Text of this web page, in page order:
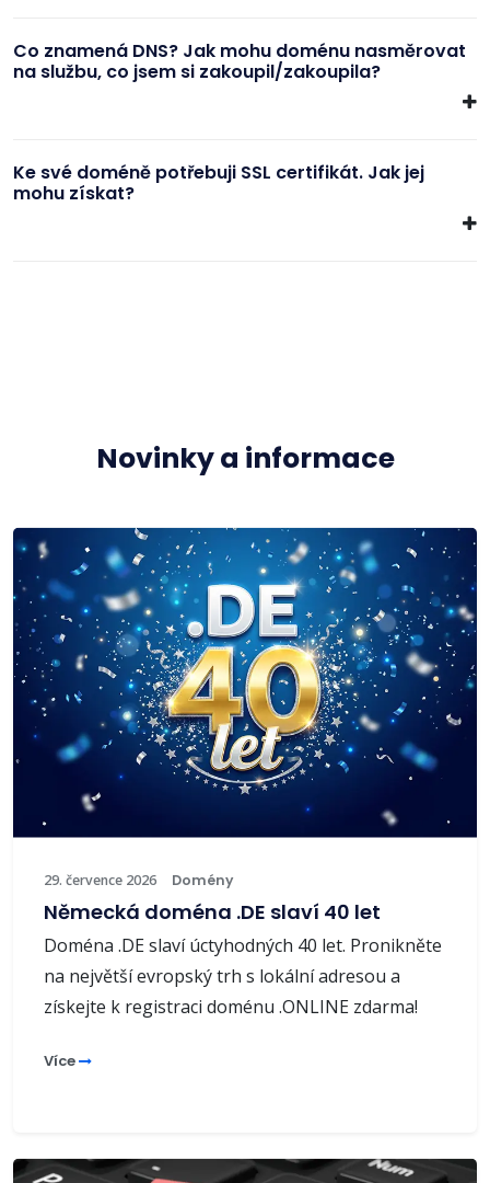
Co znamená DNS? Jak mohu doménu nasměrovat
na službu, co jsem si zakoupil/zakoupila?
Ke své doméně potřebuji SSL certifikát. Jak jej
mohu získat?
Novinky a informace
29. července 2026 Domény
Německá doména .DE slaví 40 let
Doména .DE slaví úctyhodných 40 let. Pronikněte
na největší evropský trh s lokální adresou a
získejte k registraci doménu .ONLINE zdarma!
Více